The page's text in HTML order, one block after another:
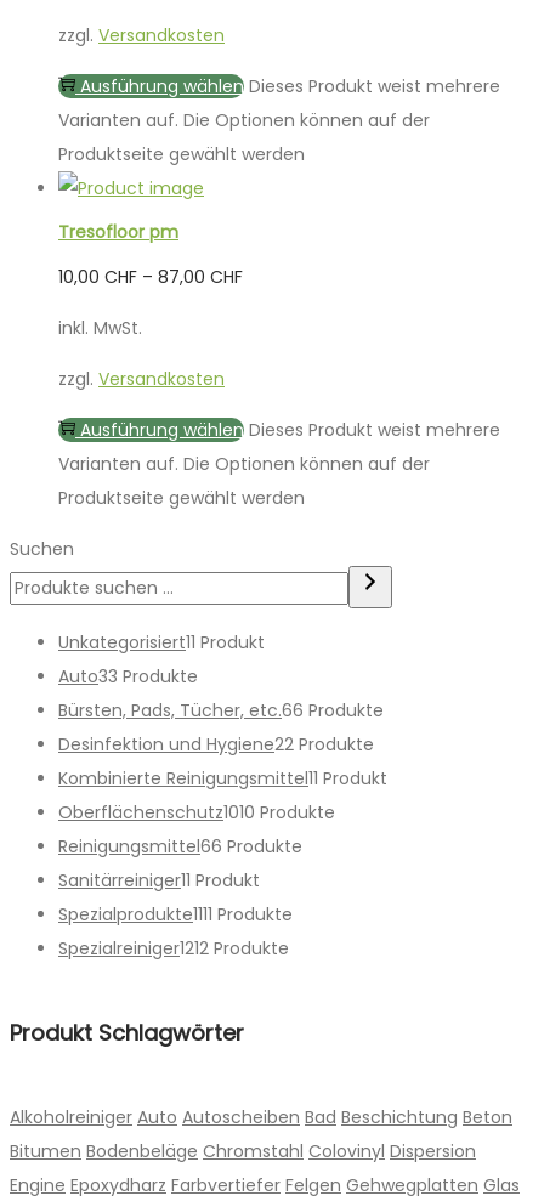
zzgl. Versandkosten
Ausführung wählen Dieses Produkt weist mehrere
Varianten auf. Die Optionen können auf der
Produktseite gewählt werden
Tresofloor pm
10,00 CHF – 87,00 CHF
inkl. MwSt.
zzgl. Versandkosten
Ausführung wählen Dieses Produkt weist mehrere
Varianten auf. Die Optionen können auf der
Produktseite gewählt werden
Suchen
Unkategorisiert11 Produkt
Auto33 Produkte
Bürsten, Pads, Tücher, etc.66 Produkte
Desinfektion und Hygiene22 Produkte
Kombinierte Reinigungsmittel11 Produkt
Oberflächenschutz1010 Produkte
Reinigungsmittel66 Produkte
Sanitärreiniger11 Produkt
Spezialprodukte1111 Produkte
Spezialreiniger1212 Produkte
Produkt Schlagwörter
Alkoholreiniger Auto Autoscheiben Bad Beschichtung Beton
Bitumen Bodenbeläge Chromstahl Colovinyl Dispersion
Engine Epoxydharz Farbvertiefer Felgen Gehwegplatten Glas